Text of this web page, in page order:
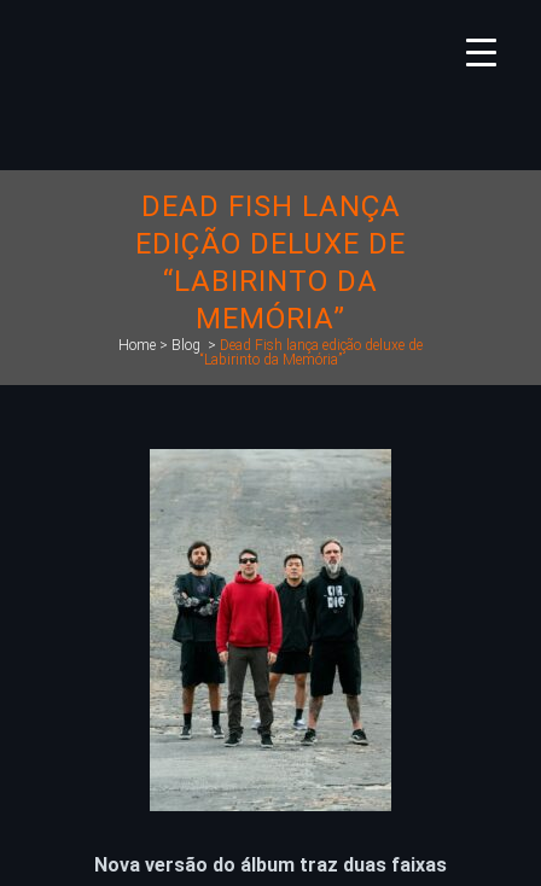
DEAD FISH LANÇA
EDIÇÃO DELUXE DE
“LABIRINTO DA
MEMÓRIA”
Home > Blog > Dead Fish lança edição deluxe de
“Labirinto da Memória”
Nova versão do álbum traz duas faixas